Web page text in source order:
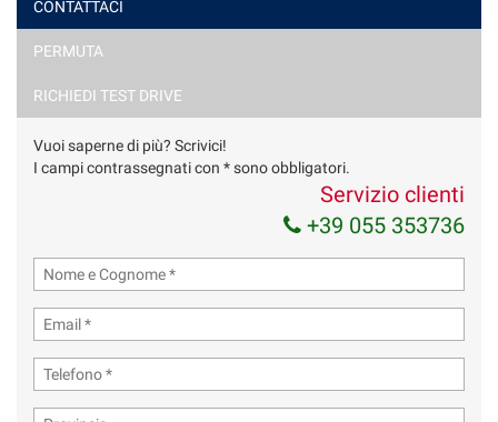
Ho letto e accetto
marketing
Invia la tua richiesta
CONTATTACI
PERMUTA
RICHIEDI TEST DRIVE
Vuoi saperne di più? Scrivici!
I campi contrassegnati con * sono obbligatori.
Servizio clienti
+39 055 353736